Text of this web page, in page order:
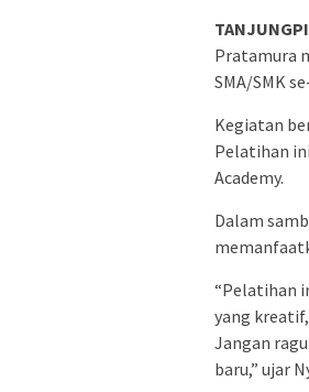
Pratamura
SMA/SMK
Kegiatan
Pelatihan
Academy.
Dalam
“Pelatihan
yang
Jangan
baru,” ujar